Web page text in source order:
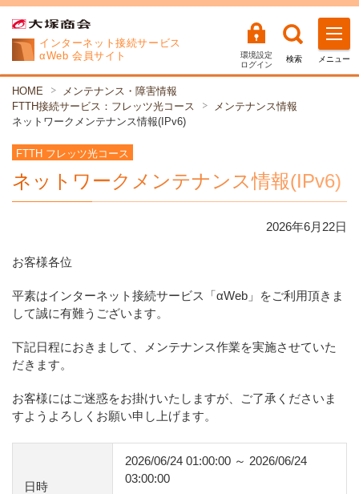
インターネット接続サービス
αWeb 会員サイト
環境設定
ログイン
検索 メニュー
HOME
メンテナンス・障害情報
FTTH接続サービス：フレッツ光コース
メンテナンス情報
ネットワークメンテナンス情報(IPv6)
FTTH フレッツ光コース
ネットワークメンテナンス情報(IPv6)
2026年6月 22日
お客様各位
平素はインターネット接続サービス「αWeb」をご利用頂きま
して誠に有難うございます。
下記日程におきまして、メンテナンス作業を実施させていた
だきます。
お客様にはご迷惑をお掛けいたしますが、ご了承くださいま
すようよろしくお願い申し上げます。
日時
2026/06/24 01:00:00 ～ 2026/06/24
03:00:00